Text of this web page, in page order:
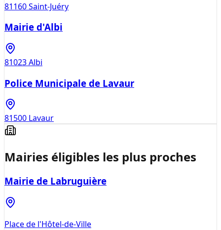
81160Saint-Juéry
Mairie d'Albi
81023Albi
Police Municipale de Lavaur
81500 Lavaur
Mairies éligibles les plus proches
Mairie de Labruguière
Place de l'Hôtel-de-Ville